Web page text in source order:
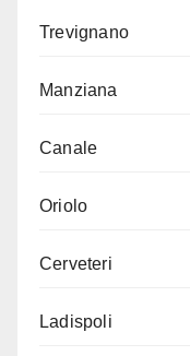
Trevignano
Manziana
Canale
Oriolo
Cerveteri
Ladispoli